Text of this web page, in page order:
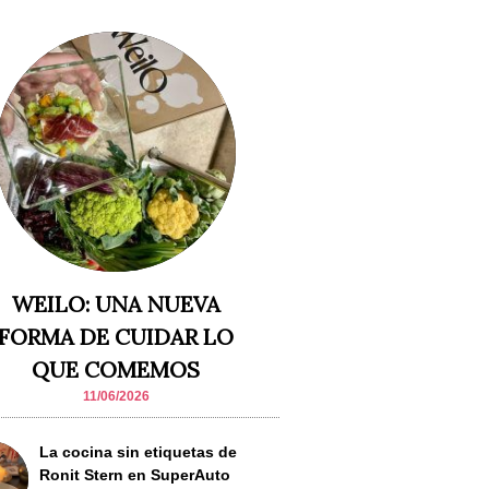
WEILO: UNA NUEVA
DE CUIDAR LO
QUE COMEMOS
11/06/2026
La cocina sin etiquetas de
Ronit Stern en SuperAuto